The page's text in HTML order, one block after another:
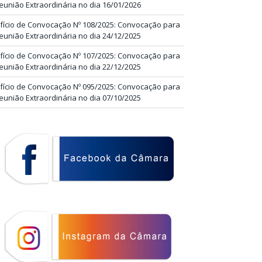
Extraordinária no dia 16/01/2026
de Convocação Nº 108/2025: Convocação para
Extraordinária no dia 24/12/2025
de Convocação Nº 107/2025: Convocação para
Extraordinária no dia 22/12/2025
de Convocação Nº 095/2025: Convocação para
Extraordinária no dia 07/10/2025